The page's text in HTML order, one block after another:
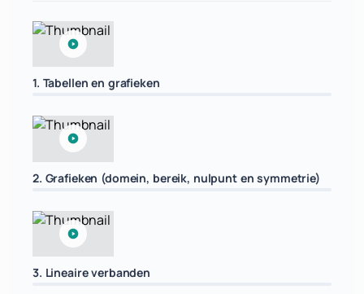
1. Tabellen en grafieken
2. Grafieken (domein, bereik, nulpunt en symmetrie)
3. Lineaire verbanden